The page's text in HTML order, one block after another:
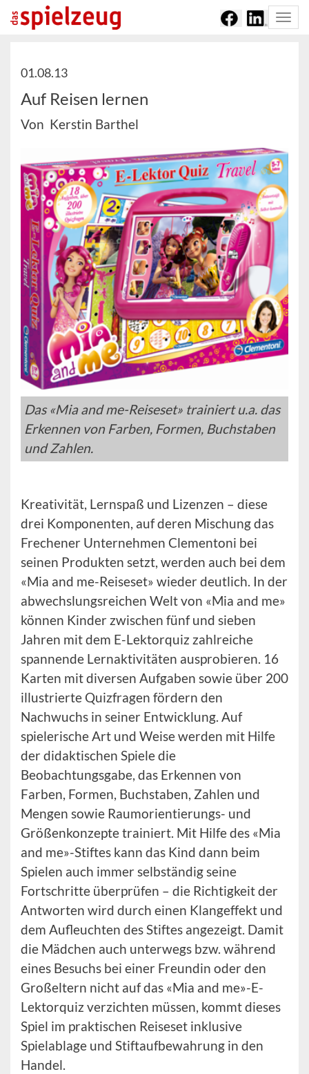
01.08.13
Auf Reisen lernen
Von Kerstin Barthel
Das «Mia and me-Reiseset» trainiert u.a. das
Erkennen von Farben, Formen, Buchstaben
und Zahlen.
Kreativität, Lernspaß und Lizenzen – diese
drei Komponenten, auf deren Mischung das
Frechener Unternehmen Clementoni bei
seinen Produkten setzt, werden auch bei dem
«Mia and me-Reiseset» wieder deutlich. In der
abwechslungsreichen Welt von «Mia and me»
können Kinder zwischen fünf und sieben
Jahren mit dem E-Lektorquiz zahlreiche
spannende Lernaktivitäten ausprobieren. 16
Karten mit diversen Aufgaben sowie über 200
illustrierte Quizfragen fördern den
Nachwuchs in seiner Entwicklung. Auf
spielerische Art und Weise werden mit Hilfe
der didaktischen Spiele die
Beobachtungsgabe, das Erkennen von
Farben, Formen, Buchstaben, Zahlen und
Mengen sowie Raumorientierungs- und
Größenkonzepte trainiert. Mit Hilfe des «Mia
and me»-Stiftes kann das Kind dann beim
Spielen auch immer selbständig seine
Fortschritte überprüfen – die Richtigkeit der
Antworten wird durch einen Klangeffekt und
dem Aufleuchten des Stiftes angezeigt. Damit
die Mädchen auch unterwegs bzw. während
eines Besuchs bei einer Freundin oder den
Großeltern nicht auf das «Mia and me»-E-
Lektorquiz verzichten müssen, kommt dieses
Spiel im praktischen Reiseset inklusive
Spielablage und Stiftaufbewahrung in den
Handel.